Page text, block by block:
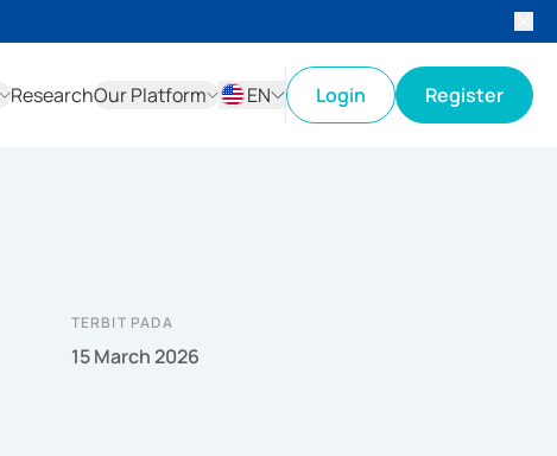
ResearchOur Platform
EN
Login Register
TERBIT PADA
15 March 2026